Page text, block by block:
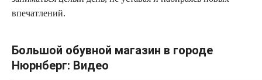
впечатлений.
Большой обувной магазин в городе
Нюрнберг: Видео